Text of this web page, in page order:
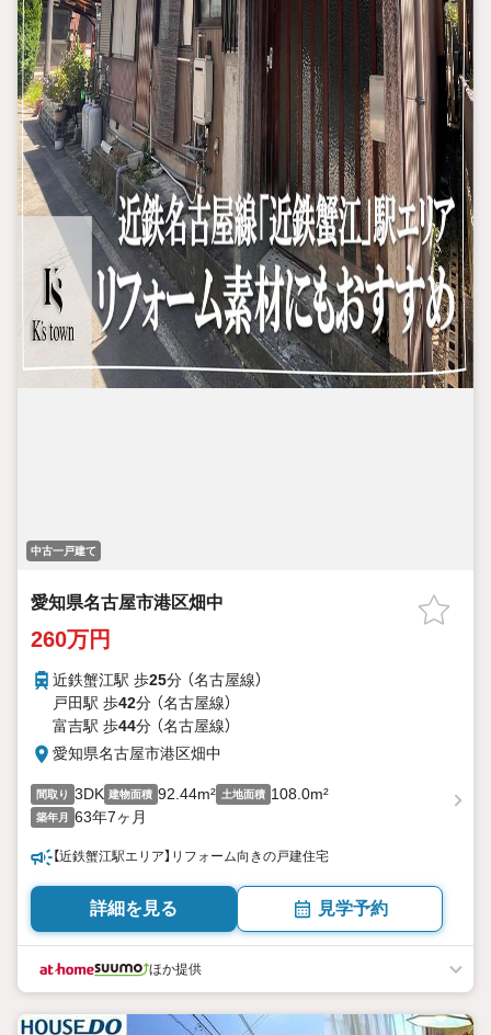
中古一戸建て
愛知県名古屋市港区畑中
260万円
近鉄蟹江駅 歩25分 （名古屋線）
戸田駅 歩42分 （名古屋線）
富吉駅 歩44分 （名古屋線）
愛知県名古屋市港区畑中
間取り 3DK 建物面積 92.44m² 土地面積 108.0m²
築年月 63年7ヶ月
【近鉄蟹江駅エリア】リフォーム向きの戸建住宅
詳細を見る 見学予約
ほか提供